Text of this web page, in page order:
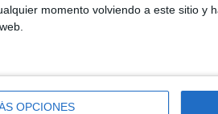
momento volviendo a este sitio y
OPCIONES
MLS
Ver ranking completo